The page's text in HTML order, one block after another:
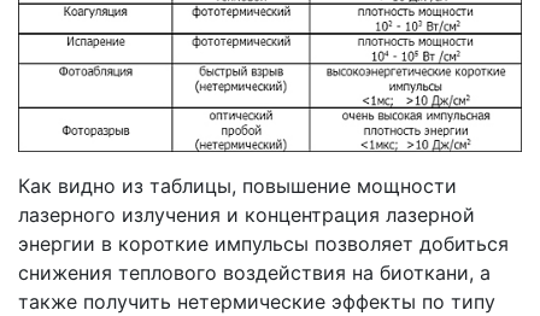
Как видно из таблицы, повышение мощности
лазерного излучения и концентрация лазерной
энергии в короткие импульсы позволяет добиться
снижения теплового воздействия на биоткани, а
также получить нетермические эффекты по типу